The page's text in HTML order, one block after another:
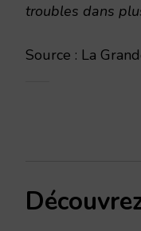
troubles dans
Source : La